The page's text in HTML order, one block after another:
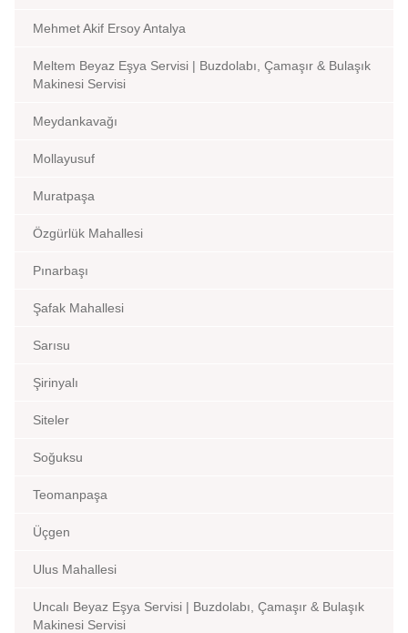
Mehmet Akif Ersoy Antalya
Meltem Beyaz Eşya Servisi | Buzdolabı, Çamaşır & Bulaşık
Makinesi Servisi
Meydankavağı
Mollayusuf
Muratpaşa
Özgürlük Mahallesi
Pınarbaşı
Şafak Mahallesi
Sarısu
Şirinyalı
Siteler
Soğuksu
Teomanpaşa
Üçgen
Ulus Mahallesi
Uncalı Beyaz Eşya Servisi | Buzdolabı, Çamaşır & Bulaşık
Makinesi Servisi